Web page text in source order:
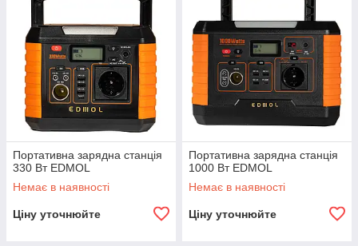
Портативна зарядна станція
330 Вт EDMOL
Немає в наявності
Ціну уточнюйте
Портативна зарядна станція
1000 Вт EDMOL
Немає в наявності
Ціну уточнюйте